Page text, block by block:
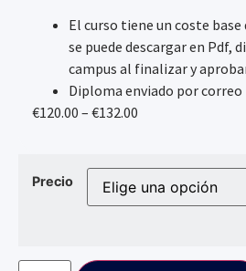
El curso tiene un coste base
se puede descargar en Pdf,
campus al finalizar y
Diploma enviado por
€120.00 – €132.00
Precio